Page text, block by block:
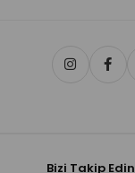
Bizi Takip Edin